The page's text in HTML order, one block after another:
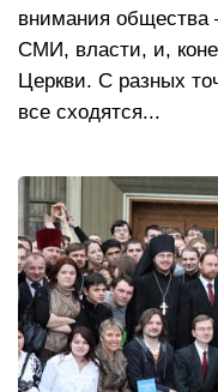
внимания общества
СМИ, власти, и,
Церкви. С разных
все сходятся...